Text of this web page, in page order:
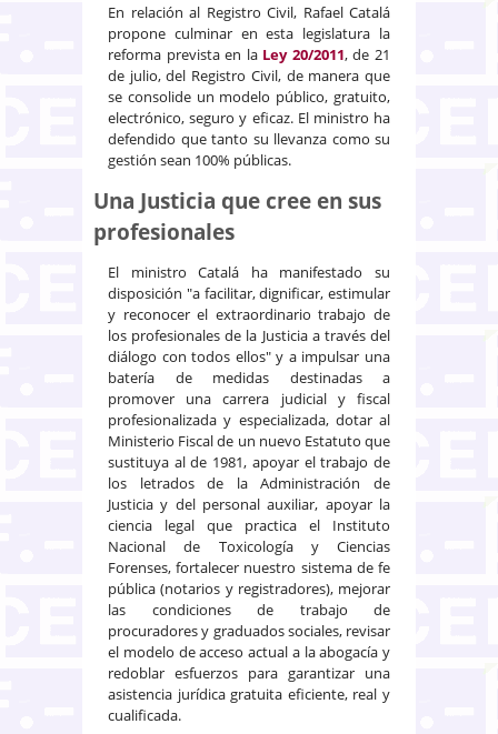
En relación al Registro Civil, Rafael Catalá
propone culminar en esta legislatura la
reforma prevista en la Ley 20/2011, de 21
de julio, del Registro Civil, de manera que
se consolide un modelo público, gratuito,
electrónico, seguro y eficaz. El ministro ha
defendido que tanto su llevanza como su
gestión sean 100% públicas.
Una Justicia que cree en sus
profesionales
El ministro Catalá ha manifestado su
disposición "a facilitar, dignificar, estimular
y reconocer el extraordinario trabajo de
los profesionales de la Justicia a través del
diálogo con todos ellos" y a impulsar una
batería de medidas destinadas a
promover una carrera judicial y fiscal
profesionalizada y especializada, dotar al
Ministerio Fiscal de un nuevo Estatuto que
sustituya al de 1981, apoyar el trabajo de
los letrados de la Administración de
Justicia y del personal auxiliar, apoyar la
ciencia legal que practica el Instituto
Nacional de Toxicología y Ciencias
Forenses, fortalecer nuestro sistema de fe
pública (notarios y registradores), mejorar
las condiciones de trabajo de
procuradores y graduados sociales, revisar
el modelo de acceso actual a la abogacía y
redoblar esfuerzos para garantizar una
asistencia jurídica gratuita eficiente, real y
cualificada.